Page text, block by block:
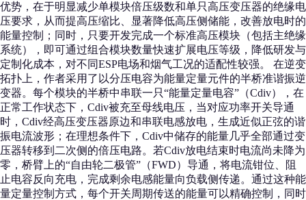
优势，在于明显减少单模块倍压级数和单只高压变压器的绝缘电
压要求，从而提高压缩比、显著降低高压侧储能，改善放电时的
能量控制；同时，只要开发完成一个标准高压模块（包括主绝缘
系统），即可通过组合模块数量快速扩展电压等级，降低研发与
定制化成本，对不同ESP电场和烟气工况的适配性较强。 在逆变
拓扑上，作者采用了以分压电容为能量定量元件的半桥准谐振逆
变器。每个模块的半桥中串联一只“能量定量电容”（Cdiv），在
正常工作状态下，Cdiv被充至母线电压，当对应功率开关导通
时，Cdiv经高压变压器原边和串联电感放电，生成近似正弦的谐
振电流波形；在理想条件下，Cdiv中储存的能量几乎全部通过变
压器转移到二次侧的倍压电路。若Cdiv放电结束时电流尚未降为
零，桥臂上的“自由轮二极管”（FWD）导通，将电流钳位、阻
止电容反向充电，完成剩余电感能量向负载侧传递。通过这种能
量定量控制方式，每个开关周期传送的能量可以精确控制，同时